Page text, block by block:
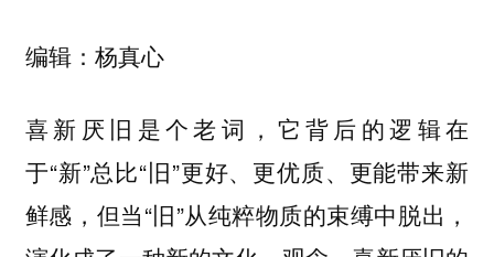
编辑：杨真心
喜新厌旧是个老词，它背后的逻辑在
于“新”总比“旧”更好、更优质、更能带来新
鲜感，但当“旧”从纯粹物质的束缚中脱出，